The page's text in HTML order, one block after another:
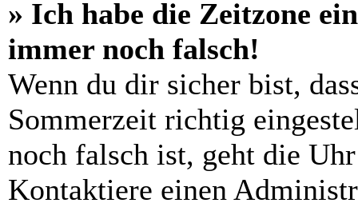
» Ich habe die Zeitzone
immer noch falsch!
Wenn du dir sicher bist,
Sommerzeit richtig
noch falsch ist, geht die
Kontaktiere einen